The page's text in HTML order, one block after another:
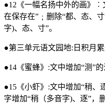
●12《一幅名扬中外的画》
在保存在”﹔删除“都、态、
字)、态、寸”。
●第三单元语文园地:日积月累
●14《蜜蜂》:文中增加“测”的
●15《小虾》:文中增加“稍、
字增加“稍（多音字)、逐”，删